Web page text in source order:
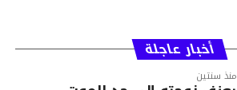
أخبار عاجلة
منذ سنتين